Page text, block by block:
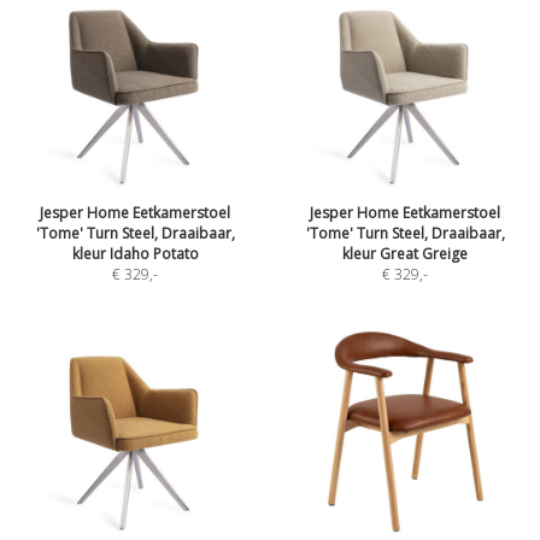
Jesper Home Eetkamerstoel
'Tome' Turn Steel, Draaibaar,
kleur Idaho Potato
€ 329,-
Jesper Home Eetkamerstoel
'Tome' Turn Steel, Draaibaar,
kleur Great Greige
€ 329,-